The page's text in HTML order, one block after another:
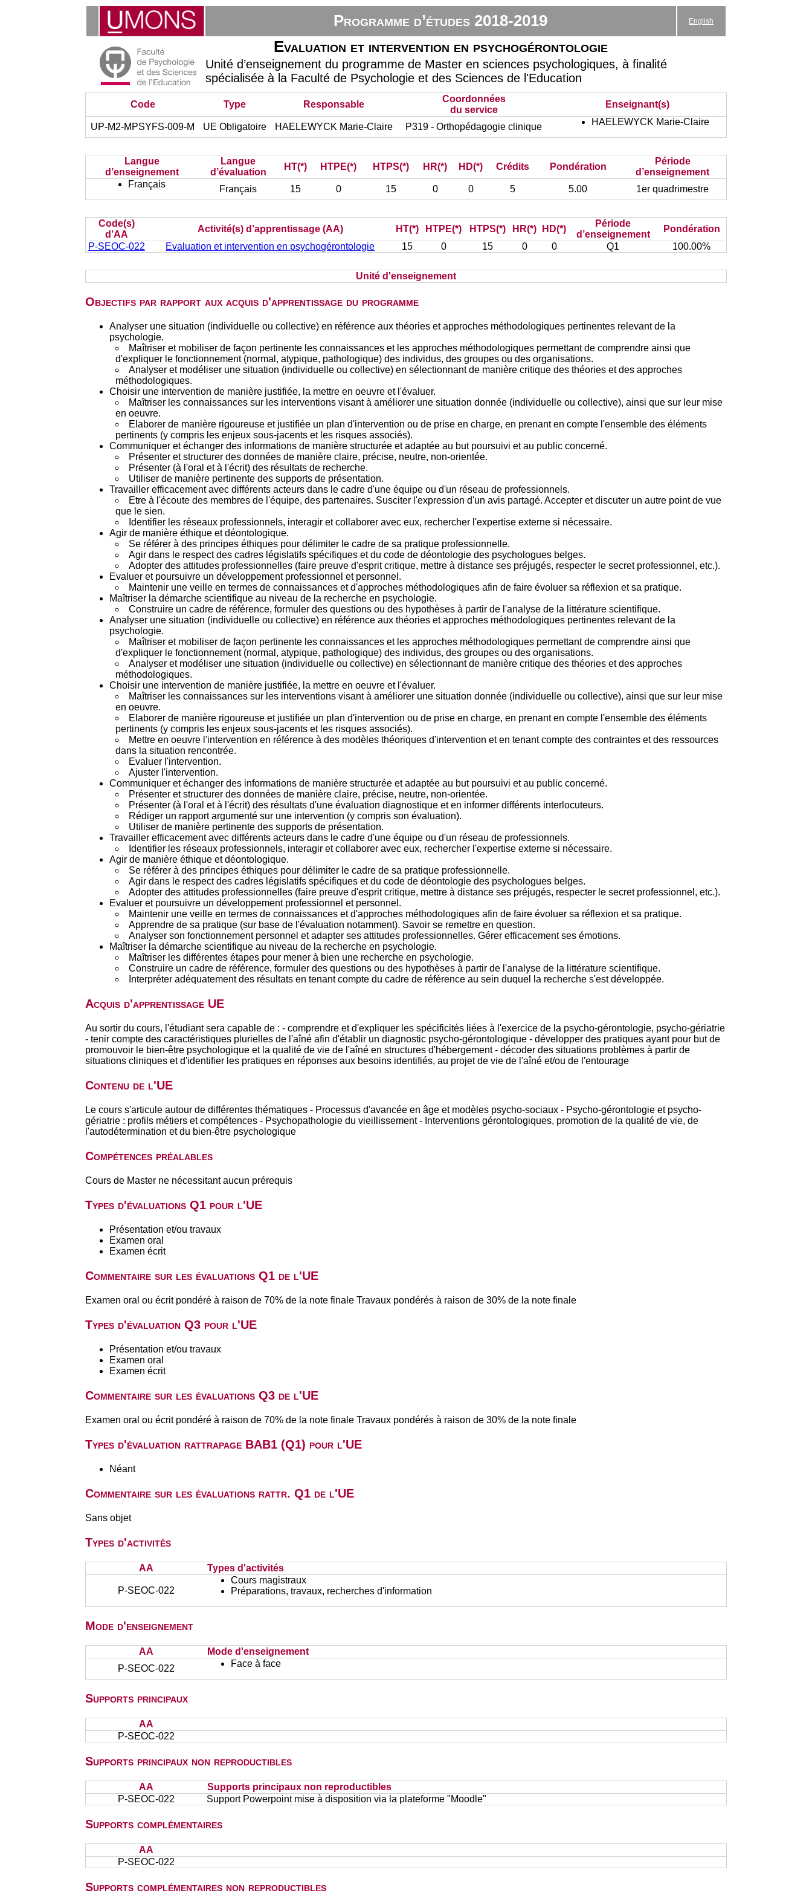
Programme d’études 2018-2019 English
Evaluation et intervention en psychogérontologie
Unité d’enseignement du programme de Master en sciences psychologiques, à finalité
spécialisée à la Faculté de Psychologie et des Sciences de l'Education
Code Type Responsable
Coordonnées
du service
Enseignant(s)
UP-M2-MPSYFS-009-M UE Obligatoire HAELEWYCK Marie-Claire P319 - Orthopédagogie clinique HAELEWYCK Marie-Claire
Langue
d’enseignement
Langue
d’évaluation
HT(*) HTPE(*) HTPS(*) HR(*) HD(*) Crédits Pondération
Période
d’enseignement
Français
Français 15 0 15 0 0 5 5.00 1er quadrimestre
Code(s)
d’AA
Activité(s) d’apprentissage (AA) HT(*) HTPE(*) HTPS(*) HR(*) HD(*)
Période
d’enseignement
Pondération
P-SEOC-022
Evaluation et intervention en psychogérontologie 15 0 15 0 0 Q1 100.00%
Unité d'enseignement
Objectifs par rapport aux acquis d'apprentissage du programme
Analyser une situation (individuelle ou collective) en référence aux théories et approches méthodologiques pertinentes relevant de la
psychologie.
Maîtriser et mobiliser de façon pertinente les connaissances et les approches méthodologiques permettant de comprendre ainsi que
d'expliquer le fonctionnement (normal, atypique, pathologique) des individus, des groupes ou des organisations.
Analyser et modéliser une situation (individuelle ou collective) en sélectionnant de manière critique des théories et des approches
méthodologiques.
Choisir une intervention de manière justifiée, la mettre en oeuvre et l'évaluer.
Maîtriser les connaissances sur les interventions visant à améliorer une situation donnée (individuelle ou collective), ainsi que sur leur mise
en oeuvre.
Elaborer de manière rigoureuse et justifiée un plan d'intervention ou de prise en charge, en prenant en compte l'ensemble des éléments
pertinents (y compris les enjeux sous-jacents et les risques associés).
Communiquer et échanger des informations de manière structurée et adaptée au but poursuivi et au public concerné.
Présenter et structurer des données de manière claire, précise, neutre, non-orientée.
Présenter (à l'oral et à l'écrit) des résultats de recherche.
Utiliser de manière pertinente des supports de présentation.
Travailler efficacement avec différents acteurs dans le cadre d'une équipe ou d'un réseau de professionnels.
Etre à l'écoute des membres de l'équipe, des partenaires. Susciter l'expression d'un avis partagé. Accepter et discuter un autre point de vue
que le sien.
Identifier les réseaux professionnels, interagir et collaborer avec eux, rechercher l'expertise externe si nécessaire.
Agir de manière éthique et déontologique.
Se référer à des principes éthiques pour délimiter le cadre de sa pratique professionnelle.
Agir dans le respect des cadres législatifs spécifiques et du code de déontologie des psychologues belges.
Adopter des attitudes professionnelles (faire preuve d'esprit critique, mettre à distance ses préjugés, respecter le secret professionnel, etc.).
Evaluer et poursuivre un développement professionnel et personnel.
Maintenir une veille en termes de connaissances et d'approches méthodologiques afin de faire évoluer sa réflexion et sa pratique.
Maîtriser la démarche scientifique au niveau de la recherche en psychologie.
Construire un cadre de référence, formuler des questions ou des hypothèses à partir de l'analyse de la littérature scientifique.
Analyser une situation (individuelle ou collective) en référence aux théories et approches méthodologiques pertinentes relevant de la
psychologie.
Maîtriser et mobiliser de façon pertinente les connaissances et les approches méthodologiques permettant de comprendre ainsi que
d'expliquer le fonctionnement (normal, atypique, pathologique) des individus, des groupes ou des organisations.
Analyser et modéliser une situation (individuelle ou collective) en sélectionnant de manière critique des théories et des approches
méthodologiques.
Choisir une intervention de manière justifiée, la mettre en oeuvre et l'évaluer.
Maîtriser les connaissances sur les interventions visant à améliorer une situation donnée (individuelle ou collective), ainsi que sur leur mise
en oeuvre.
Elaborer de manière rigoureuse et justifiée un plan d'intervention ou de prise en charge, en prenant en compte l'ensemble des éléments
pertinents (y compris les enjeux sous-jacents et les risques associés).
Mettre en oeuvre l'intervention en référence à des modèles théoriques d'intervention et en tenant compte des contraintes et des ressources
dans la situation rencontrée.
Evaluer l'intervention.
Ajuster l'intervention.
Communiquer et échanger des informations de manière structurée et adaptée au but poursuivi et au public concerné.
Présenter et structurer des données de manière claire, précise, neutre, non-orientée.
Présenter (à l'oral et à l'écrit) des résultats d'une évaluation diagnostique et en informer différents interlocuteurs.
Rédiger un rapport argumenté sur une intervention (y compris son évaluation).
Utiliser de manière pertinente des supports de présentation.
Travailler efficacement avec différents acteurs dans le cadre d'une équipe ou d'un réseau de professionnels.
Identifier les réseaux professionnels, interagir et collaborer avec eux, rechercher l'expertise externe si nécessaire.
Agir de manière éthique et déontologique.
Se référer à des principes éthiques pour délimiter le cadre de sa pratique professionnelle.
Agir dans le respect des cadres législatifs spécifiques et du code de déontologie des psychologues belges.
Adopter des attitudes professionnelles (faire preuve d'esprit critique, mettre à distance ses préjugés, respecter le secret professionnel, etc.).
Evaluer et poursuivre un développement professionnel et personnel.
Maintenir une veille en termes de connaissances et d'approches méthodologiques afin de faire évoluer sa réflexion et sa pratique.
Apprendre de sa pratique (sur base de l'évaluation notamment). Savoir se remettre en question.
Analyser son fonctionnement personnel et adapter ses attitudes professionnelles. Gérer efficacement ses émotions.
Maîtriser la démarche scientifique au niveau de la recherche en psychologie.
Maîtriser les différentes étapes pour mener à bien une recherche en psychologie.
Construire un cadre de référence, formuler des questions ou des hypothèses à partir de l'analyse de la littérature scientifique.
Interpréter adéquatement des résultats en tenant compte du cadre de référence au sein duquel la recherche s'est développée.
Acquis d'apprentissage UE
Au sortir du cours, l'étudiant sera capable de : - comprendre et d'expliquer les spécificités liées à l'exercice de la psycho-gérontologie, psycho-gériatrie
- tenir compte des caractéristiques plurielles de l'aîné afin d'établir un diagnostic psycho-gérontologique - développer des pratiques ayant pour but de
promouvoir le bien-être psychologique et la qualité de vie de l'aîné en structures d'hébergement - décoder des situations problèmes à partir de
situations cliniques et d'identifier les pratiques en réponses aux besoins identifiés, au projet de vie de l'aîné et/ou de l'entourage
Contenu de l'UE
Le cours s'articule autour de différentes thématiques - Processus d'avancée en âge et modèles psycho-sociaux - Psycho-gérontologie et psycho-
gériatrie : profils métiers et compétences - Psychopathologie du vieillissement - Interventions gérontologiques, promotion de la qualité de vie, de
l'autodétermination et du bien-être psychologique
Compétences préalables
Cours de Master ne nécessitant aucun prérequis
Types d'évaluations Q1 pour l'UE
Présentation et/ou travaux
Examen oral
Examen écrit
Commentaire sur les évaluations Q1 de l'UE
Examen oral ou écrit pondéré à raison de 70% de la note finale Travaux pondérés à raison de 30% de la note finale
Types d'évaluation Q3 pour l'UE
Présentation et/ou travaux
Examen oral
Examen écrit
Commentaire sur les évaluations Q3 de l'UE
Examen oral ou écrit pondéré à raison de 70% de la note finale Travaux pondérés à raison de 30% de la note finale
Types d'évaluation rattrapage BAB1 (Q1) pour l'UE
Néant
Commentaire sur les évaluations rattr. Q1 de l'UE
Sans objet
Types d'activités
AA Types d'activités
P-SEOC-022
Cours magistraux
Préparations, travaux, recherches d'information
Mode d'enseignement
AA
Mode d'enseignement
P-SEOC-022
Face à face
Supports principaux
AA
P-SEOC-022
Supports principaux non reproductibles
AA
Supports principaux non reproductibles
P-SEOC-022
Support Powerpoint mise à disposition via la plateforme "Moodle"
Supports complémentaires
AA
P-SEOC-022
Supports complémentaires non reproductibles